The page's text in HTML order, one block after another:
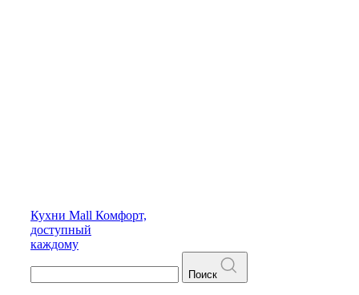
Кухни Mall Комфорт,
доступный
каждому
Поиск